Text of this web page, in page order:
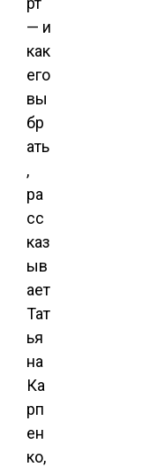
— и
как
его
вы
бр
ать
,
ра
сс
каз
ыв
ает
Тат
ья
на
Ка
рп
ен
ко,